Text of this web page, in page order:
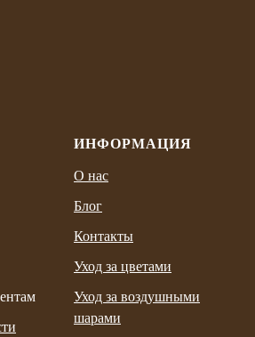
ИНФОРМАЦИЯ
О нас
Блог
Контакты
Уход за цветами
Уход за воздушными
шарами